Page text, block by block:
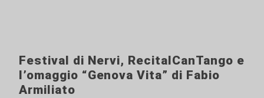
Festival di Nervi, RecitalCanTango e
l’omaggio “Genova Vita” di Fabio
Armiliato